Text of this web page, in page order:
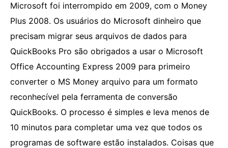
Microsoft foi interrompido em 2009, com o Money
Plus 2008. Os usuários do Microsoft dinheiro que
precisam migrar seus arquivos de dados para
QuickBooks Pro são obrigados a usar o Microsoft
Office Accounting Express 2009 para primeiro
converter o MS Money arquivo para um formato
reconhecível pela ferramenta de conversão
QuickBooks. O processo é simples e leva menos de
10 minutos para completar uma vez que todos os
programas de software estão instalados. Coisas que